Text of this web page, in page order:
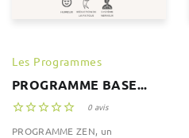
Les Programmes
PROGRAMME BASE...
 0 avis
PROGRAMME ZEN, un